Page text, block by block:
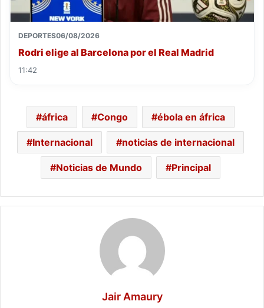
DEPORTES06/08/2026
Rodri elige al Barcelona por el Real Madrid
11:42
áfrica Congo ébola en áfrica
Internacional noticias de internacional
Noticias de Mundo Principal
Jair Amaury